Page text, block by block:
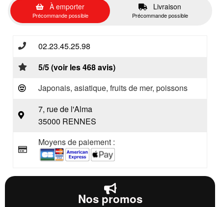
À emporter
Précommande possible
Livraison
Précommande possible
02.23.45.25.98
5/5 (voir les 468 avis)
Japonais, asiatique, fruits de mer, poissons
7, rue de l'Alma
35000 RENNES
Moyens de paiement :
Nos promos